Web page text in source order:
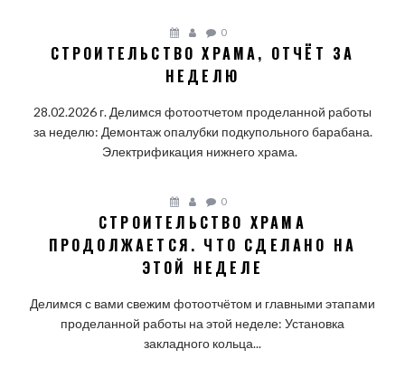
0
СТРОИТЕЛЬСТВО ХРАМА, ОТЧЁТ ЗА
НЕДЕЛЮ
28.02.2026 г. Делимся фотоотчетом проделанной работы
за неделю: Демонтаж опалубки подкупольного барабана.
Электрификация нижнего храма.
0
СТРОИТЕЛЬСТВО ХРАМА
ПРОДОЛЖАЕТСЯ. ЧТО СДЕЛАНО НА
ЭТОЙ НЕДЕЛЕ
Делимся с вами свежим фотоотчётом и главными этапами
проделанной работы на этой неделе: Установка
закладного кольца...